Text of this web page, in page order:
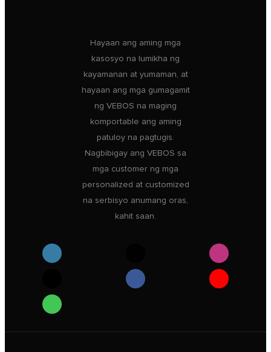
Hayaan ang aming mga
kasosyo na lumikha ng
kayamanan at yumaman, at
hayaan ang mga gumagamit
ng VEBOS na maging
komportable ang aming
patuloy na pagtugis.
Nagbibigay ang VEBOS sa
mga customer ng mga
personalized at customized
na serbisyo anumang oras,
kahit saan.